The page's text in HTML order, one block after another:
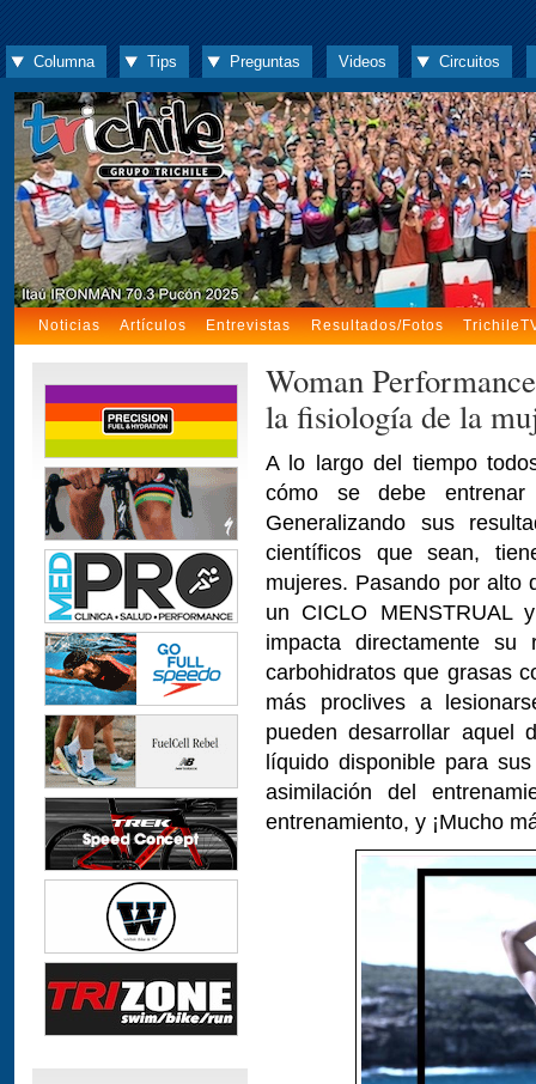
Columna Tips Preguntas Videos Circuitos
Noticias Artículos Entrevistas Resultados/Fotos
Woman
la fisiología de la
A lo largo del tiempo
cómo se debe
Generalizando sus
científicos que sean,
mujeres. Pasando por alto
un CICLO MENSTRUAL
impacta directamente
carbohidratos que grasas
más proclives a
pueden desarrollar aquel
líquido disponible para
asimilación del
entrenamiento, y ¡Mucho